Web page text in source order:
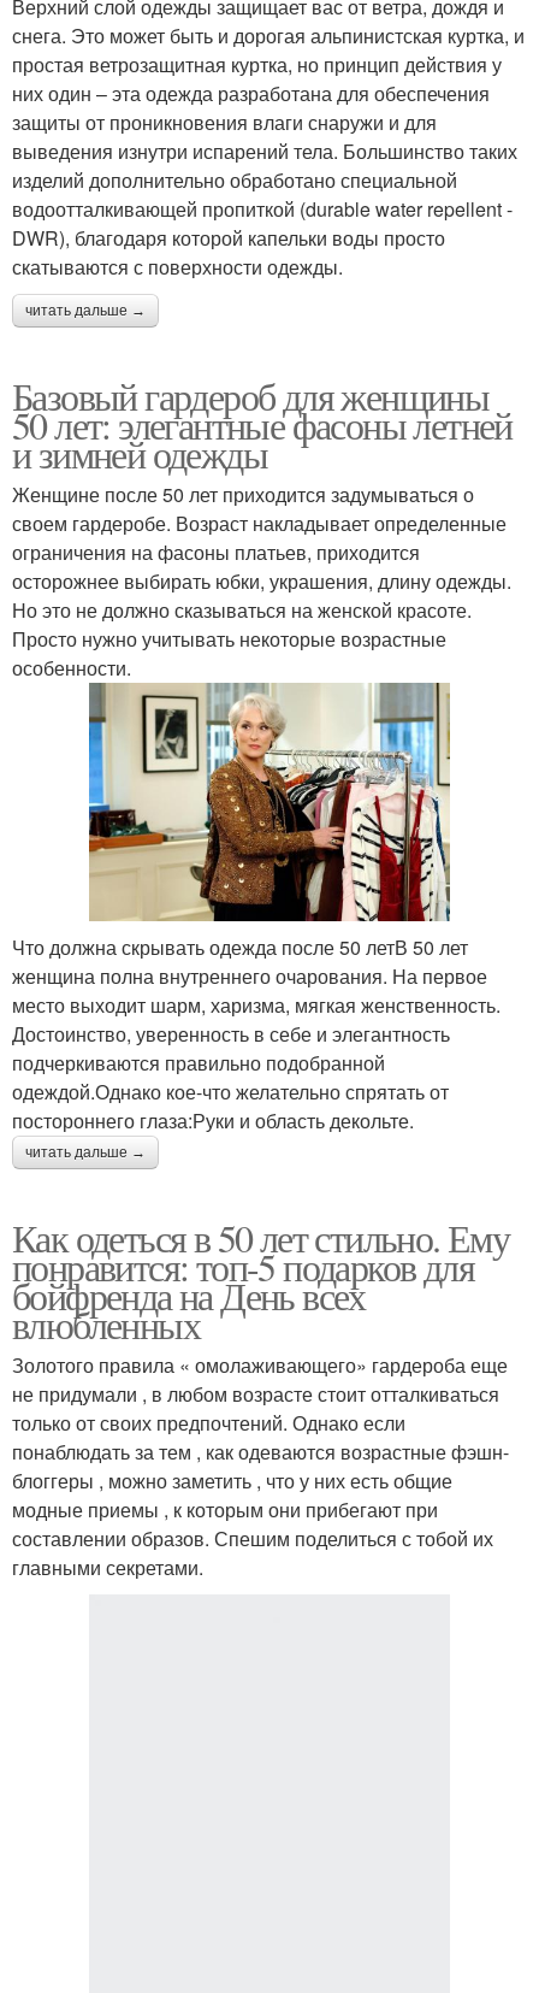
Верхний слой одежды защищает вас от ветра, дождя и
снега. Это может быть и дорогая альпинистская куртка, и
простая ветрозащитная куртка, но принцип действия у
них один – эта одежда разработана для обеспечения
защиты от проникновения влаги снаружи и для
выведения изнутри испарений тела. Большинство таких
изделий дополнительно обработано специальной
водоотталкивающей пропиткой (durable water repellent -
DWR), благодаря которой капельки воды просто
скатываются с поверхности одежды.
читать дальше →
Базовый гардероб для женщины
50 лет: элегантные фасоны летней
и зимней одежды
Женщине после 50 лет приходится задумываться о
своем гардеробе. Возраст накладывает определенные
ограничения на фасоны платьев, приходится
осторожнее выбирать юбки, украшения, длину одежды.
Но это не должно сказываться на женской красоте.
Просто нужно учитывать некоторые возрастные
особенности.
Что должна скрывать одежда после 50 летВ 50 лет
женщина полна внутреннего очарования. На первое
место выходит шарм, харизма, мягкая женственность.
Достоинство, уверенность в себе и элегантность
подчеркиваются правильно подобранной
одеждой.Однако кое-что желательно спрятать от
постороннего глаза:Руки и область декольте.
читать дальше →
Как одеться в 50 лет стильно. Ему
понравится: топ-5 подарков для
бойфренда на День всех
влюбленных
Золотого правила « омолаживающего» гардероба еще
не придумали , в любом возрасте стоит отталкиваться
только от своих предпочтений. Однако если
понаблюдать за тем , как одеваются возрастные фэшн-
блоггеры , можно заметить , что у них есть общие
модные приемы , к которым они прибегают при
составлении образов. Спешим поделиться с тобой их
главными секретами.